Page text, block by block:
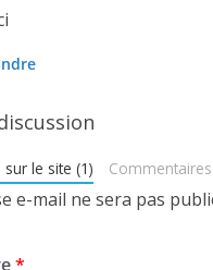
le site (1)
e-mail ne sera pas
*